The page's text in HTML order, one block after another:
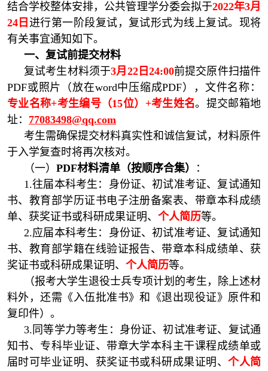
结合学校整体安排，公共管理学分委会拟于2022年3月
24日 进行第一阶段复试，复试形式为线上复试。现将
有关事宜通知如下。
一、 复试前提交材料
复试考生材料须于3月22日24:00前提交原件扫描件
PDF或照片（放在word中压缩成PDF），文件名称：
专业名称+考生编号（15位）+考生姓名。 提交邮箱地
址： 77083498@qq.com
考生需确保提交材料真实性和诚信复试，材料原件
于入学复查时将再次核对。
（一） PDF材料清单（按顺序合集）
：
1.往届本科考生：身份证、初试准考证、复试通知
书、教育部学历证书电子注册备案表、带章本科成绩
单、获奖证书或科研成果证明、 个人简历等。
2.应届本科考生：身份证、初试准考证、复试通知
书、教育部学籍在线验证报告、带章本科成绩单、获
奖证书或科研成果证明、 个人简历等。
（报考大学生退役士兵专项计划的考生，除上述材
料外，还需《入伍批准书》和《退出现役证》原件和
复印件）。
3.同等学力等考生：身份证、初试准考证、复试通
知书、专科毕业证、带章大学本科主干课程成绩单或
届时可毕业证明、获奖证书或科研成果证明、个人简